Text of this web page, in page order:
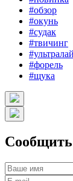
#обзор
#окунь
#судак
#твичинг
#форель
#щука
Сообщить